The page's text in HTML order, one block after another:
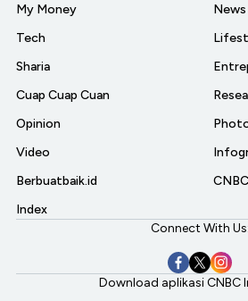
My Money
Tech
Sharia
Cuap Cuap Cuan
Opinion
Video
Berbuatbaik.id
Index
News
Connect With Us:
Download aplikasi CNBC